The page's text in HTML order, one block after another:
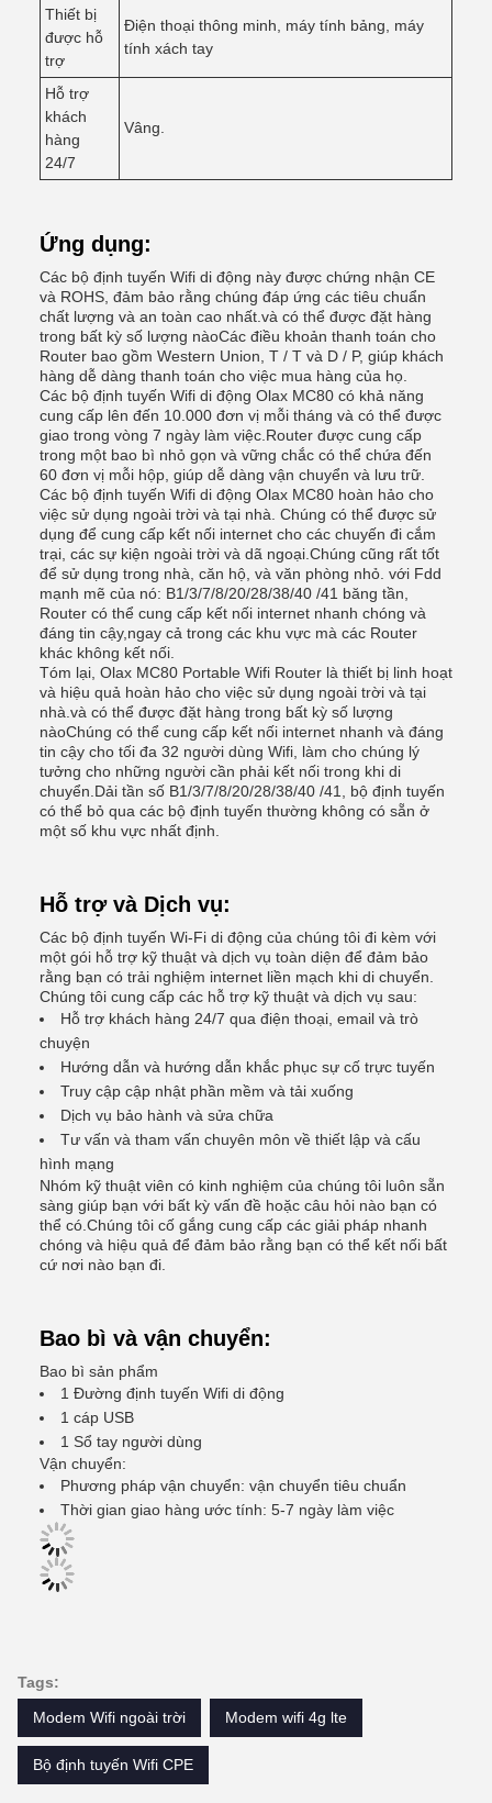
Thiết bị
được hỗ
trợ
Điện thoại thông minh, máy tính bảng, máy
tính xách tay
Hỗ trợ
khách
hàng
24/7
Vâng.
Ứng dụng:
Các bộ định tuyến Wifi di động này được chứng nhận CE
và ROHS, đảm bảo rằng chúng đáp ứng các tiêu chuẩn
chất lượng và an toàn cao nhất.và có thể được đặt hàng
trong bất kỳ số lượng nàoCác điều khoản thanh toán cho
Router bao gồm Western Union, T / T và D / P, giúp khách
hàng dễ dàng thanh toán cho việc mua hàng của họ.
Các bộ định tuyến Wifi di động Olax MC80 có khả năng
cung cấp lên đến 10.000 đơn vị mỗi tháng và có thể được
giao trong vòng 7 ngày làm việc.Router được cung cấp
trong một bao bì nhỏ gọn và vững chắc có thể chứa đến
60 đơn vị mỗi hộp, giúp dễ dàng vận chuyển và lưu trữ.
Các bộ định tuyến Wifi di động Olax MC80 hoàn hảo cho
việc sử dụng ngoài trời và tại nhà. Chúng có thể được sử
dụng để cung cấp kết nối internet cho các chuyến đi cắm
trại, các sự kiện ngoài trời và dã ngoại.Chúng cũng rất tốt
để sử dụng trong nhà, căn hộ, và văn phòng nhỏ. với Fdd
mạnh mẽ của nó: B1/3/7/8/20/28/38/40 /41 băng tần,
Router có thể cung cấp kết nối internet nhanh chóng và
đáng tin cậy,ngay cả trong các khu vực mà các Router
khác không kết nối.
Tóm lại, Olax MC80 Portable Wifi Router là thiết bị linh hoạt
và hiệu quả hoàn hảo cho việc sử dụng ngoài trời và tại
nhà.và có thể được đặt hàng trong bất kỳ số lượng
nàoChúng có thể cung cấp kết nối internet nhanh và đáng
tin cậy cho tối đa 32 người dùng Wifi, làm cho chúng lý
tưởng cho những người cần phải kết nối trong khi di
chuyển.Dải tần số B1/3/7/8/20/28/38/40 /41, bộ định tuyến
có thể bỏ qua các bộ định tuyến thường không có sẵn ở
một số khu vực nhất định.
Hỗ trợ và Dịch vụ:
Các bộ định tuyến Wi-Fi di động của chúng tôi đi kèm với
một gói hỗ trợ kỹ thuật và dịch vụ toàn diện để đảm bảo
rằng bạn có trải nghiệm internet liền mạch khi di chuyển.
Chúng tôi cung cấp các hỗ trợ kỹ thuật và dịch vụ sau:
Hỗ trợ khách hàng 24/7 qua điện thoại, email và trò
chuyện
Hướng dẫn và hướng dẫn khắc phục sự cố trực tuyến
Truy cập cập nhật phần mềm và tải xuống
Dịch vụ bảo hành và sửa chữa
Tư vấn và tham vấn chuyên môn về thiết lập và cấu
hình mạng
Nhóm kỹ thuật viên có kinh nghiệm của chúng tôi luôn sẵn
sàng giúp bạn với bất kỳ vấn đề hoặc câu hỏi nào bạn có
thể có.Chúng tôi cố gắng cung cấp các giải pháp nhanh
chóng và hiệu quả để đảm bảo rằng bạn có thể kết nối bất
cứ nơi nào bạn đi.
Bao bì và vận chuyển:
Bao bì sản phẩm
1 Đường định tuyến Wifi di động
1 cáp USB
1 Sổ tay người dùng
Vận chuyển:
Phương pháp vận chuyển: vận chuyển tiêu chuẩn
Thời gian giao hàng ước tính: 5-7 ngày làm việc
Tags:
Modem Wifi ngoài trời
Modem wifi 4g lte
Bộ định tuyến Wifi CPE